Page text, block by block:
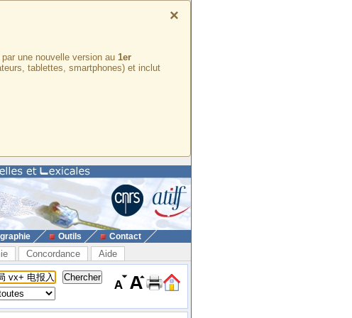
×
une nouvelle version au 1er
tablettes, smartphones) et inclut
Outils Contact
Concordance Aide